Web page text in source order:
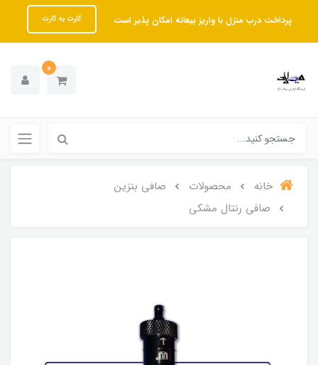
پرداخت درب منزل با واریز بیعانه امکان پذیر است کارت به کارت
0
خانه محصولات
صافی بنزین
صافی رنتال مشکی